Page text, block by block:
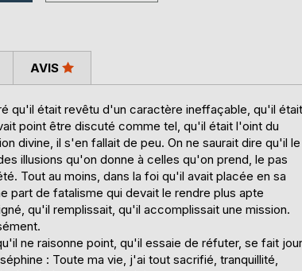
qu'il était revêtu d'un caractère ineffaçable, qu'il était
point être discuté comme tel, qu'il était l'oint du
divine, il s'en fallait de peu. On ne saurait dire qu'il le
illusions qu'on donne à celles qu'on prend, le pas
Tout au moins, dans la foi qu'il avait placée en sa
part de fatalisme qui devait le rendre plus apte
qu'il remplissait, qu'il accomplissait une mission.
ne raisonne point, qu'il essaie de réfuter, se fait jour
: Toute ma vie, j'ai tout sacrifié, tranquillité,
AVIS